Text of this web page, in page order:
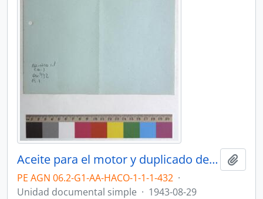
Aceite para el motor y duplicado de la factura de coca
PE AGN 06.2-G1-AA-HACO-1-1-1-432 ·
Unidad documental simple · 1943-08-29